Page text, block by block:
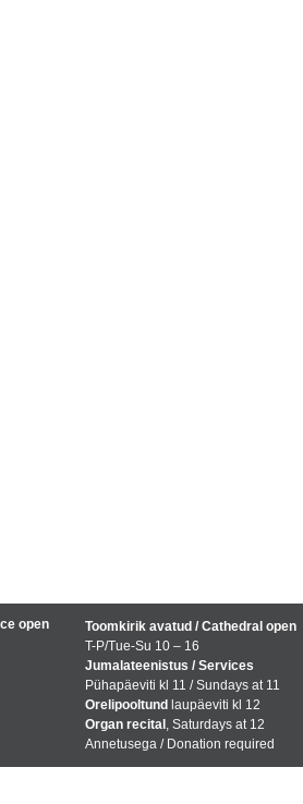
open
Toomkirik avatud / Cathedral open
T-P/Tue-Su 10 – 16
Jumalateenistus / Services
Pühapäeviti kl 11 / Sundays at 11
Orelipooltund laupäeviti kl 12
Organ recital , Saturdays at 12
Annetusega / Donation required